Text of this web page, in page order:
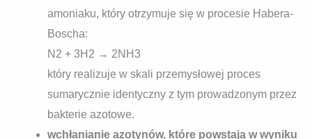
amoniaku, który otrzymuje się w procesie Habera-
Boscha:
N2 + 3H2 → 2NH3
który realizuje w skali przemysłowej proces
sumarycznie identyczny z tym prowadzonym przez
bakterie azotowe.
wchłanianie azotynów, które powstają w wyniku